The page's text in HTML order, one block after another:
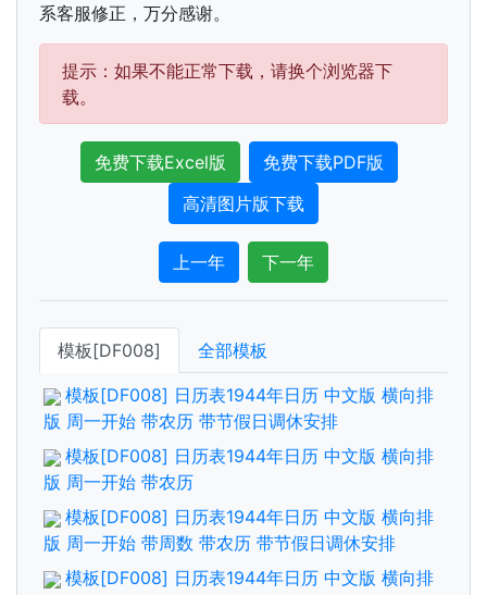
系客服修正，万分感谢。
提示：如果不能正常下载，请换个浏览器下
载。
免费下载Excel版
免费下载PDF版
高清图片版下载
上一年 下一年
模板[DF008] 全部模板
模板[DF008] 日历表1944年日历 中文版 横向排
版 周一开始 带农历 带节假日调休安排
模板[DF008] 日历表1944年日历 中文版 横向排
版 周一开始 带农历
模板[DF008] 日历表1944年日历 中文版 横向排
版 周一开始 带周数 带农历 带节假日调休安排
模板[DF008] 日历表1944年日历 中文版 横向排